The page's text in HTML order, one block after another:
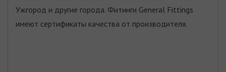
Ужгород и другие города. Фитинги General Fittings
имеют сертификаты качества от производителя.